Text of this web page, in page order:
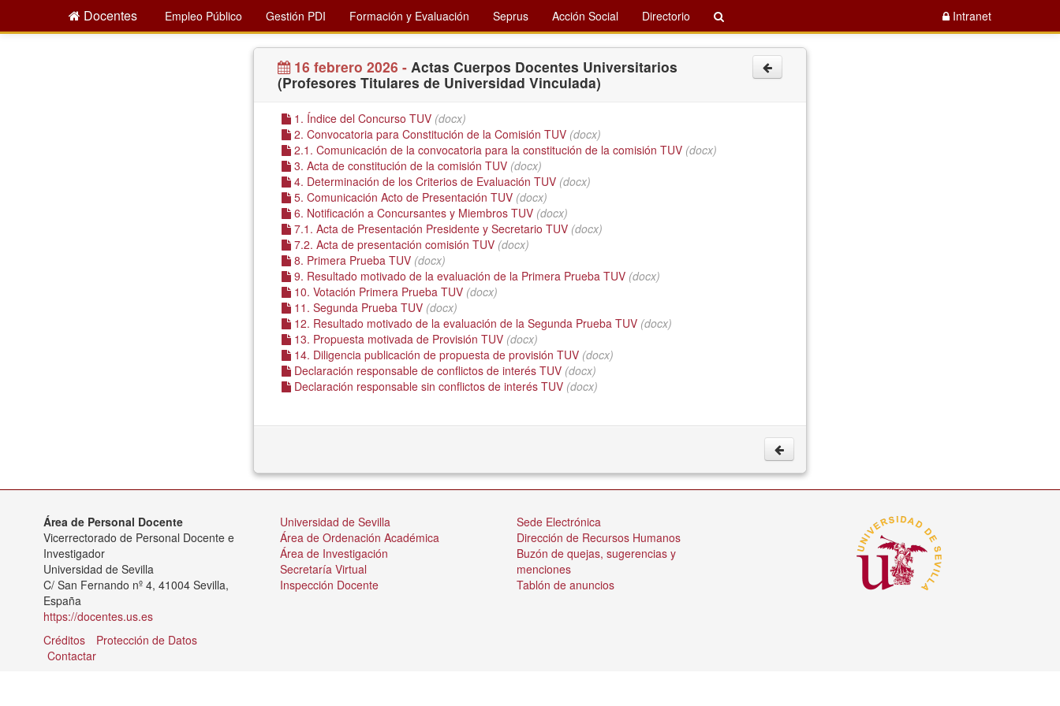
Docentes Intranet
Empleo Público Gestión PDI Formación y Evaluación Seprus Acción Social Directorio
16 febrero 2026 - Actas Cuerpos Docentes Universitarios
(Profesores Titulares de Universidad Vinculada)
1. Índice del Concurso TUV (docx)
2. Convocatoria para Constitución de la Comisión TUV (docx)
2.1. Comunicación de la convocatoria para la constitución de la comisión TUV (docx)
3. Acta de constitución de la comisión TUV (docx)
4. Determinación de los Criterios de Evaluación TUV (docx)
5. Comunicación Acto de Presentación TUV (docx)
6. Notificación a Concursantes y Miembros TUV (docx)
7.1. Acta de Presentación Presidente y Secretario TUV (docx)
7.2. Acta de presentación comisión TUV (docx)
8. Primera Prueba TUV (docx)
9. Resultado motivado de la evaluación de la Primera Prueba TUV (docx)
10. Votación Primera Prueba TUV (docx)
11. Segunda Prueba TUV (docx)
12. Resultado motivado de la evaluación de la Segunda Prueba TUV (docx)
13. Propuesta motivada de Provisión TUV (docx)
14. Diligencia publicación de propuesta de provisión TUV (docx)
Declaración responsable de conflictos de interés TUV (docx)
Declaración responsable sin conflictos de interés TUV (docx)
Área de Personal Docente
Vicerrectorado de Personal Docente e
Investigador
Universidad de Sevilla
C/ San Fernando nº 4, 41004 Sevilla,
España
https://docentes.us.es
Créditos
Protección de Datos
Contactar
Universidad de Sevilla
Área de Ordenación Académica
Área de Investigación
Secretaría Virtual
Inspección Docente
Sede Electrónica
Dirección de Recursos Humanos
Buzón de quejas, sugerencias y
menciones
Tablón de anuncios